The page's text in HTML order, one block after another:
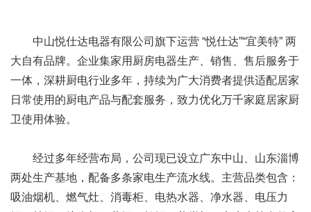
中山悦仕达电器有限公司旗下运营 “悦仕达”“宜美特” 两
大自有品牌。企业集家用厨房电器生产、销售、售后服务于
一体，深耕厨电行业多年，持续为广大消费者提供适配居家
日常使用的厨电产品与配套服务，致力优化万千家庭居家厨
卫使用体验。
经过多年经营布局，公司现已设立广东中山、山东淄博
两处生产基地，配备多条家电生产流水线。主营品类包含：
吸油烟机、燃气灶、消毒柜、电热水器、净水器、电压力